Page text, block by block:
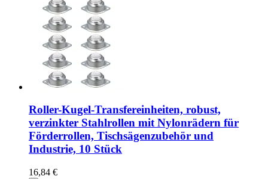
Roller-Kugel-Transfereinheiten, robust,
verzinkter Stahlrollen mit Nylonrädern für
Förderrollen, Tischsägenzubehör und
Industrie, 10 Stück
16,84 €